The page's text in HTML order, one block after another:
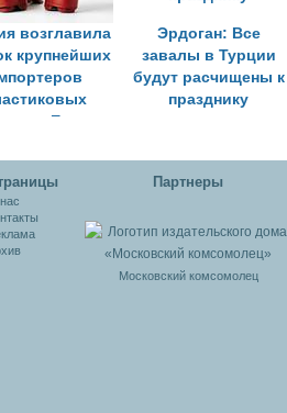
возглавила
крупнейших
из Европы
Эрдоган: Все
завалы в Турции
будут расчищены к
празднику
Партнеры
Московский комсомолец